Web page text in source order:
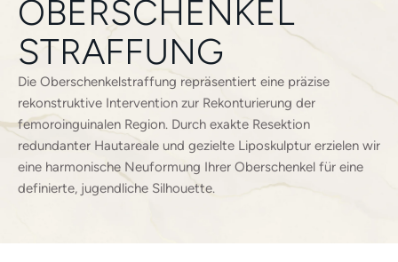
OBERSCHENKEL
STRAFFUNG
Die Oberschenkelstraffung repräsentiert eine präzise
rekonstruktive Intervention zur Rekonturierung der
femoroinguinalen Region. Durch exakte Resektion
redundanter Hautareale und gezielte Liposkulptur erzielen wir
eine harmonische Neuformung Ihrer Oberschenkel für eine
definierte, jugendliche Silhouette.